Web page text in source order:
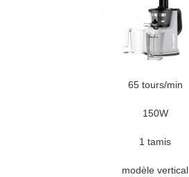
65 tours/min
150W
1 tamis
modèle vertical